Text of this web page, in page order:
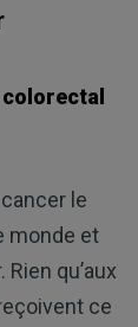
le
monde et
qu’aux
ce